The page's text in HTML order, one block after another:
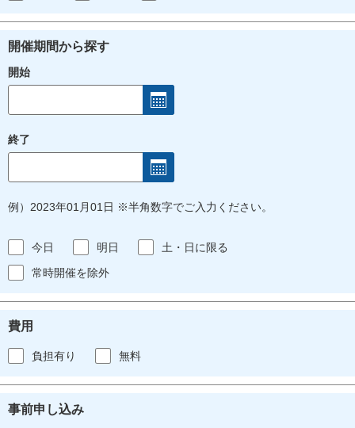
開催期間から探す
開始
終了
例）2023年01月01日 ※半角数字でご入力ください。
今日 明日
土・日に限る
常時開催を除外
費用
負担有り 無料
事前申し込み